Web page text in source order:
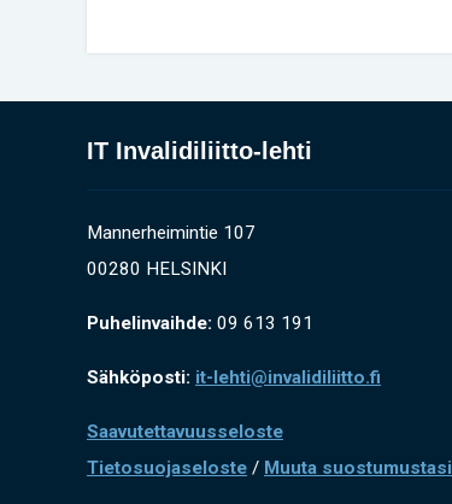
IT Invalidiliitto-lehti
Mannerheimintie 107
00280 HELSINKI
Puhelinvaihde: 09 613 191
Sähköposti: it-lehti@invalidiliitto.fi
Saavutettavuusseloste
Tietosuojaseloste / Muuta suostumustasi